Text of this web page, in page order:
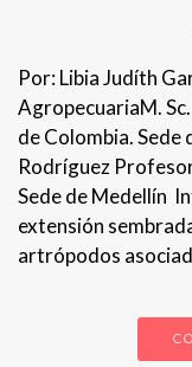
Por: Libia Judíth
AgropecuariaM.
de Colombia. Sede
Rodríguez
Sede de Medellín
extensión
artrópodos